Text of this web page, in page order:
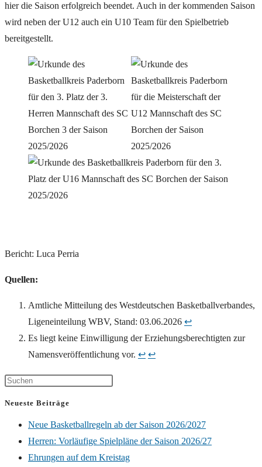
hier die Saison erfolgreich beendet. Auch in der kommenden Saison
wird neben der U12 auch ein U10 Team für den Spielbetrieb
bereitgestellt.
Bericht: Luca Perria
Quellen:
Amtliche Mitteilung des Westdeutschen Basketballverbandes,
Ligeneinteilung WBV, Stand: 03.06.2026 ↩︎
Es liegt keine Einwilligung der Erziehungsberechtigten zur
Namensveröffentlichung vor. ↩︎ ↩︎
Neueste Beiträge
Neue Basketballregeln ab der Saison 2026/2027
Herren: Vorläufige Spielpläne der Saison 2026/27
Ehrungen auf dem Kreistag